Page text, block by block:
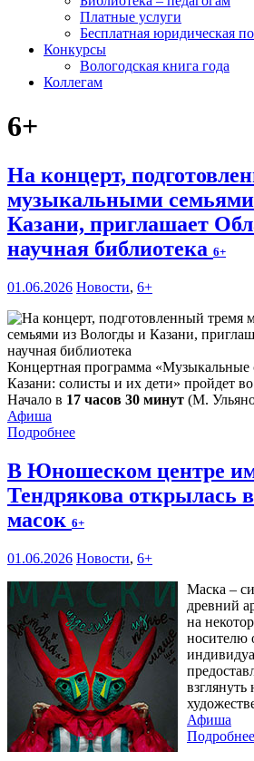
Платные услуги
Бесплатная юридическая
Конкурсы
Вологодская книга года
Коллегам
6+
На концерт,
музыкальными
Казани, приглашает
научная библиотека 6+
01.06.2026 Новости, 6+
Концертная программа «Музыкальные
Казани: солисты и их дети» пройдет
Начало в 17 часов 30 минут (М.
Афиша
Подробнее
В Юношеском центре
Тендрякова открылась
масок 6+
01.06.2026 Новости, 6+
Маска –
древний
на
носителю
Афиша
Подробнее